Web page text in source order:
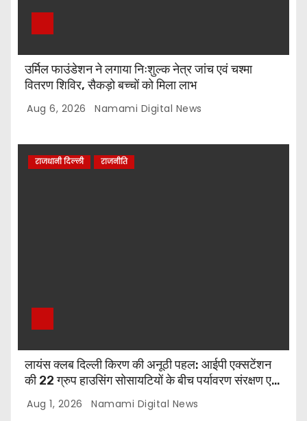
उर्मिल फाउंडेशन ने लगाया निःशुल्क नेत्र जांच एवं चश्मा
वितरण शिविर, सैकड़ो बच्चों को मिला लाभ
Aug 6, 2026 Namami Digital News
राजधानी दिल्ली राजनीति
लायंस क्लब दिल्ली किरण की अनूठी पहल: आईपी एक्सटेंशन
की 22 ग्रुप हाउसिंग सोसायटियों के बीच पर्यावरण संरक्षण एवं
पौधारोपण प्रतियोगिता, संयोजक लायन सुरेश बिंदल की अहम
भूमिका
Aug 1, 2026 Namami Digital News